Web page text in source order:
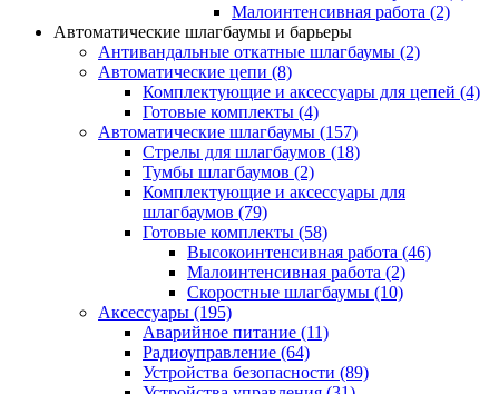
Малоинтенсивная работа (2)
Автоматические шлагбаумы и барьеры
Антивандальные откатные шлагбаумы (2)
Автоматические цепи (8)
Комплектующие и аксессуары для цепей (4)
Готовые комплекты (4)
Автоматические шлагбаумы (157)
Стрелы для шлагбаумов (18)
Тумбы шлагбаумов (2)
Комплектующие и аксессуары для
шлагбаумов (79)
Готовые комплекты (58)
Высокоинтенсивная работа (46)
Малоинтенсивная работа (2)
Скоростные шлагбаумы (10)
Аксессуары (195)
Аварийное питание (11)
Радиоуправление (64)
Устройства безопасности (89)